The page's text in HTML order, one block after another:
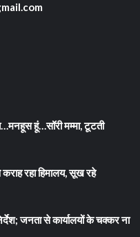
हूं…सॉरी मम्मा, टूटती
रहा हिमालय, सूख रहे
जनता से कार्यालयों के चक्कर ना